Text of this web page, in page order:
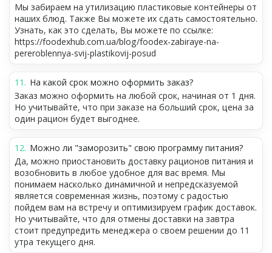
Мы забираем на утилизацию пластиковые контейнеры от
наших блюд. Также Вы можете их сдать самостоятельно.
Узнать, как это сделать, Вы можете по ссылке:
https://foodexhub.com.ua/blog/foodex-zabiraye-na-
pereroblennya-svij-plastikovij-posud
На какой срок можно оформить заказ?
Заказ можно оформить на любой срок, начиная от 1 дня.
Но учитывайте, что при заказе на больший срок, цена за
один рацион будет выгоднее.
Можно ли "заморозить" свою программу питания?
Да, можно приостановить доставку рационов питания и
возобновить в любое удобное для вас время. Мы
понимаем насколько динамичной и непредсказуемой
является современная жизнь, поэтому с радостью
пойдем вам на встречу и оптимизируем график доставок.
Но учитывайте, что для отмены доставки на завтра
стоит предупредить менеджера о своем решении до 11
утра текущего дня.